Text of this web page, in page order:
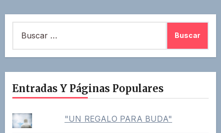
entradas
Entradas Y Páginas Populares
"UN REGALO PARA BUDA"